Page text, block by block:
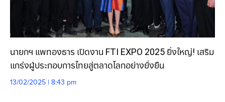
นายกฯ แพทองธาร เปิดงาน FTI EXPO 2025 ยิ่งใหญ่! เสริม
แกร่งผู้ประกอบการไทยสู่ตลาดโลกอย่างยั่งยืน
13/02/2025 | 8:43 pm